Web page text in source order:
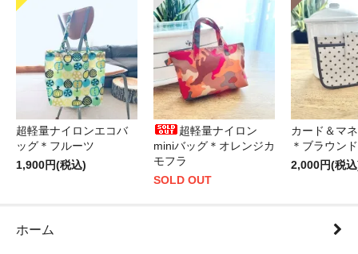
超軽量ナイロンエコバ
ッグ＊フルーツ
1,900円(税込)
超軽量ナイロン
miniバッグ＊オレンジカ
モフラ
SOLD OUT
カード＆マ
＊ブラウン
2,000円(税
ホーム